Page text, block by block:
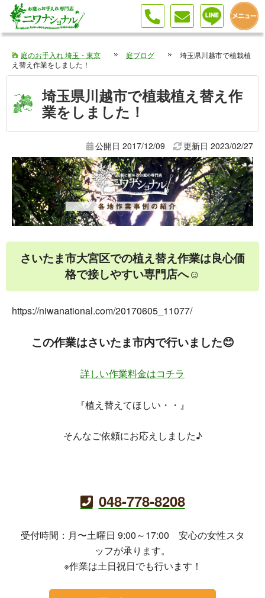
庭のお手入れ 埼玉・東京 庭ブログ
埼玉県川越市で植栽植
え替え作業をしました！
埼玉県川越市で植栽植え替え作
業をしました！
公開日 2017/12/09 更新日 2023/02/27
さいたま市大宮区での植え替え作業は良心価
格で接しやすい専門店へ☺
https://niwanational.com/20170605_11077/
この作業はさいたま市内で行いました😊
詳しい作業料金はコチラ
『植え替えてほしい・・』
そんなご依頼にお応えしました♪
048-778-8208
受付時間：月〜土曜日 9:00～17:00 安心の女性スタ
ッフが承ります。
※作業は土日祝日でも行います！